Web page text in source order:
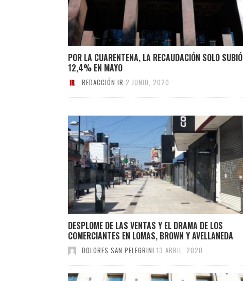
POR LA CUARENTENA, LA RECAUDACIÓN SOLO SUBIÓ
12,4% EN MAYO
REDACCIÓN IR 2 JUNIO, 2020
DESPLOME DE LAS VENTAS Y EL DRAMA DE LOS
COMERCIANTES EN LOMAS, BROWN Y AVELLANEDA
DOLORES SAN PELEGRINI 13 ABRIL, 2020